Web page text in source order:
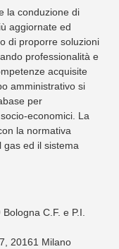
la conduzione di
aggiornate ed
di proporre soluzioni
professionalità e
acquisite
amministrativo si
per
economici. La
la normativa
gas ed il sistema
C.F. e P.I.
20161 Milano